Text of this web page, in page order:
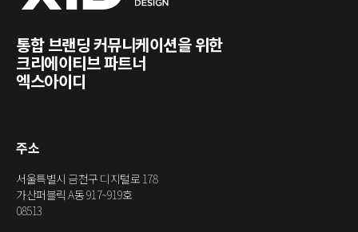
통합 브랜딩 커뮤니케이션을 위한
크리에이티브 파트너
엑스아이디
주소
서울특별시 금천구 디지털로 178
가산퍼블릭 A동 917~919호
08513